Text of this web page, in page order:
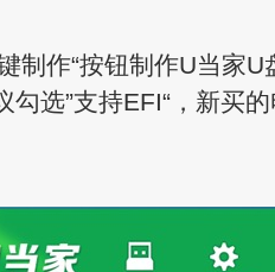
作“按钮制作U当家U
勾选”支持EFI“，新买